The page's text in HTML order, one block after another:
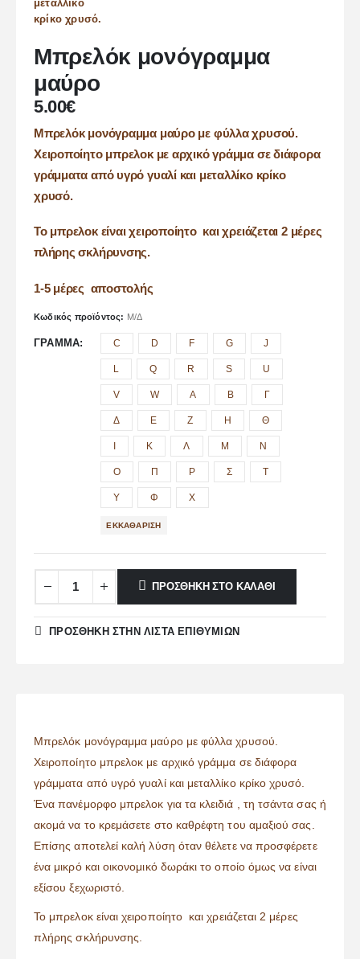
Μπρελόκ μονόγραμμα
μαύρο
5.00€
Μπρελόκ μονόγραμμα μαύρο με φύλλα χρυσού.
Χειροποίητο μπρελοκ με αρχικό γράμμα σε διάφορα
γράμματα από υγρό γυαλί και μεταλλίκο κρίκο
χρυσό.
Το μπρελοκ είναι χειροποίητο και χρειάζεται 2 μέρες
πλήρης σκλήρυνσης.
1-5 μέρες αποστολής
Κωδικός προϊόντος: Μ/Δ
ΓΡΆΜΜΑ C D F G J
L Q R S U
V W Α Β Γ
Δ Ε Ζ Η Θ
Κ Λ Μ Ν
Ο Π Ρ Σ Τ
Υ Φ Χ
ΕΚΚΑΘΆΡΙΣΗ
ΠΡΟΣΘΉΚΗ ΣΤΟ ΚΑΛΆΘΙ
ΠΡΌΣΘΉΚΗ ΣΤΗΝ ΛΊΣΤΑ ΕΠΙΘΥΜΙΏΝ
Μπρελόκ μονόγραμμα μαύρο με φύλλα χρυσού.
Χειροποίητο μπρελοκ με αρχικό γράμμα σε διάφορα
γράμματα από υγρό γυαλί και μεταλλίκο κρίκο χρυσό.
Ένα πανέμορφο μπρελοκ για τα κλειδιά , τη τσάντα σας ή
ακομά να το κρεμάσετε στο καθρέφτη του αμαξιού σας.
Επίσης αποτελεί καλή λύση όταν θέλετε να προσφέρετε
ένα μικρό και οικονομικό δωράκι το οποίο όμως να είναι
εξίσου ξεχωριστό.
Το μπρελοκ είναι χειροποίητο και χρειάζεται 2 μέρες
πλήρης σκλήρυνσης.